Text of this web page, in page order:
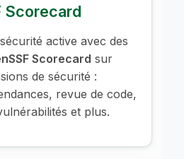
Scorecard
active avec des
Scorecard sur
de sécurité :
revue de code,
et plus.